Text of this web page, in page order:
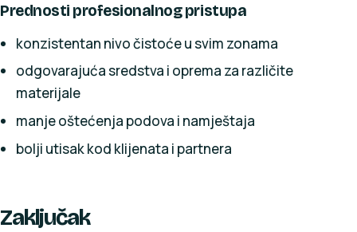
Prednosti profesionalnog pristupa
konzistentan nivo čistoće u svim zonama
odgovarajuća sredstva i oprema za različite
materijale
manje oštećenja podova i namještaja
bolji utisak kod klijenata i partnera
Zaključak